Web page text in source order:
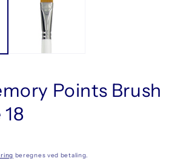
Points Brush
beregnes ved betaling.